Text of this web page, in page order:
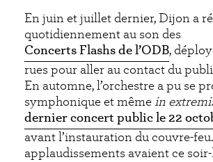
En juin et juillet dernier, Dijon a
quotidiennement au son des
Concerts Flashs de l’ODB,
rues pour aller au contact du
En automne, l’orchestre a pu se
symphonique et même in
dernier concert public le 22
avant l’instauration du couvre-
applaudissements avaient ce